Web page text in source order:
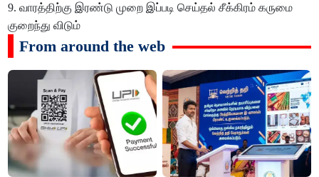
9. வாரத்திற்கு இரண்டு முறை இப்படி செய்தல் சீக்கிரம் கருமை
குறைந்து விடும்
From around the web